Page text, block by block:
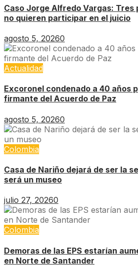
Caso Jorge Alfredo Vargas:
no quieren participar en el juicio
agosto 5, 20260
Actualidad
Excoronel condenado a 40 años
firmante del Acuerdo de Paz
agosto 5, 20260
Colombia
Casa de Nariño dejará de ser la
será un museo
julio 27, 20260
Colombia
Demoras de las EPS estarían
en Norte de Santander